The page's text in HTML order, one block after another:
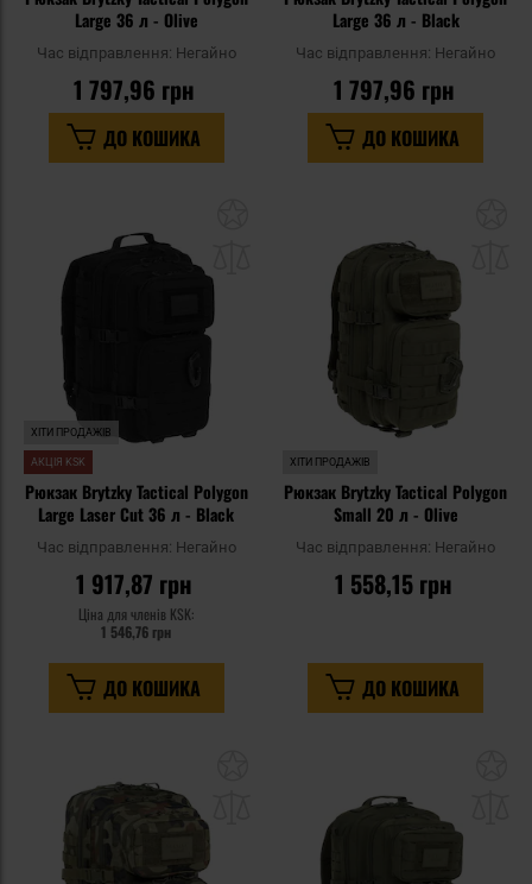
Large 36 л - Olive
Час відправлення: Негайно
1 797,96 грн
ДО КОШИКА
Large 36 л - Black
Час відправлення: Негайно
1 797,96 грн
ДО КОШИКА
уподобань
ХІТИ ПРОДАЖІВ
АКЦІЯ KSK
Рюкзак Brytzky Tactical Polygon
Large Laser Cut 36 л - Black
Час відправлення: Негайно
1 917,87 грн
Ціна для членів KSK:
1 546,76 грн
ДО КОШИКА
ХІТИ ПРОДАЖІВ
Рюкзак Brytzky Tactical Polygon
Small 20 л - Olive
Час відправлення: Негайно
1 558,15 грн
ДО КОШИКА
уподобань